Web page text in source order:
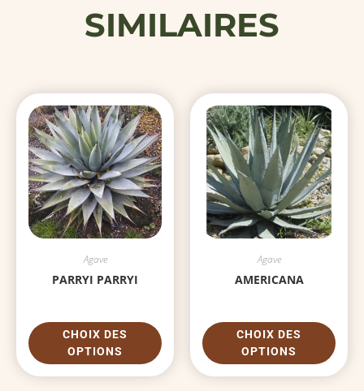
SIMILAIRES
Agave
PARRYI PARRYI
CHOIX DES
OPTIONS
Agave
AMERICANA
CHOIX DES
OPTIONS